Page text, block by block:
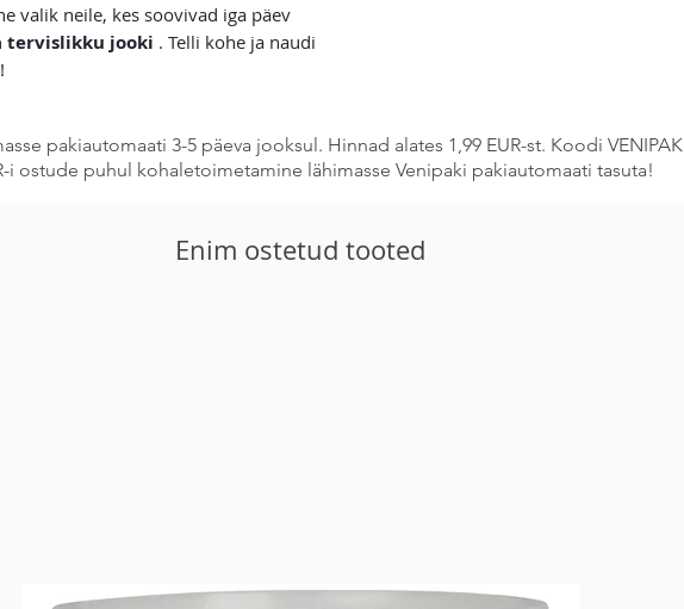
valik neile, kes soovivad iga päev
tervislikku jooki . Telli kohe ja naudi
!
pakiautomaati 3-5 päeva jooksul. Hinnad alates 1,99 EUR-st. Koodi VENIPAK
i ostude puhul kohaletoimetamine lähimasse Venipaki pakiautomaati tasuta!
Enim ostetud tooted